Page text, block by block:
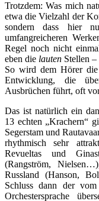
Trotzdem: Was mich
etwa die Vielzahl der
sondern dass hier
umfangreicheren
Regel noch nicht
eben die lauten Stellen
So wird dem Hörer die
Entwicklung, die
Ausbrüchen führt, oft
Das ist natürlich ein
13 echten „Krachern“
Segerstam und
rhythmisch sehr
Revueltas und
(Rangström,
Russland (Hanson,
Schluss dann der
Orchestersprache